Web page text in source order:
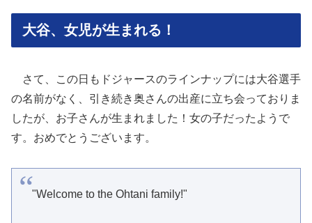
大谷、女児が生まれる！
さて、この日もドジャースのラインナップには大谷選手
の名前がなく、引き続き奥さんの出産に立ち会っておりま
したが、お子さんが生まれました！女の子だったようで
す。おめでとうございます。
"Welcome to the Ohtani family!"